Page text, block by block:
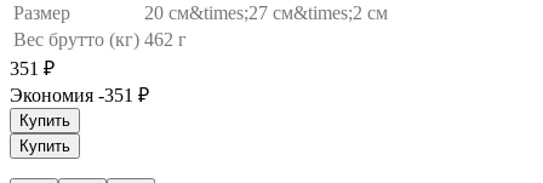
Размер
20 см&times;27 см&times;2 см
Вес брутто (кг) 462 г
351 ₽
Экономия -351 ₽
Купить
Купить